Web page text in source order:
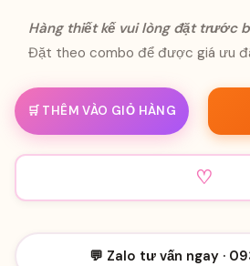
Hàng thiết kế vui lòng đặt trước
Đặt theo combo để được giá ưu
🛒 THÊM VÀO GIỎ HÀNG
♡
💬 Zalo tư vấn ngay ·